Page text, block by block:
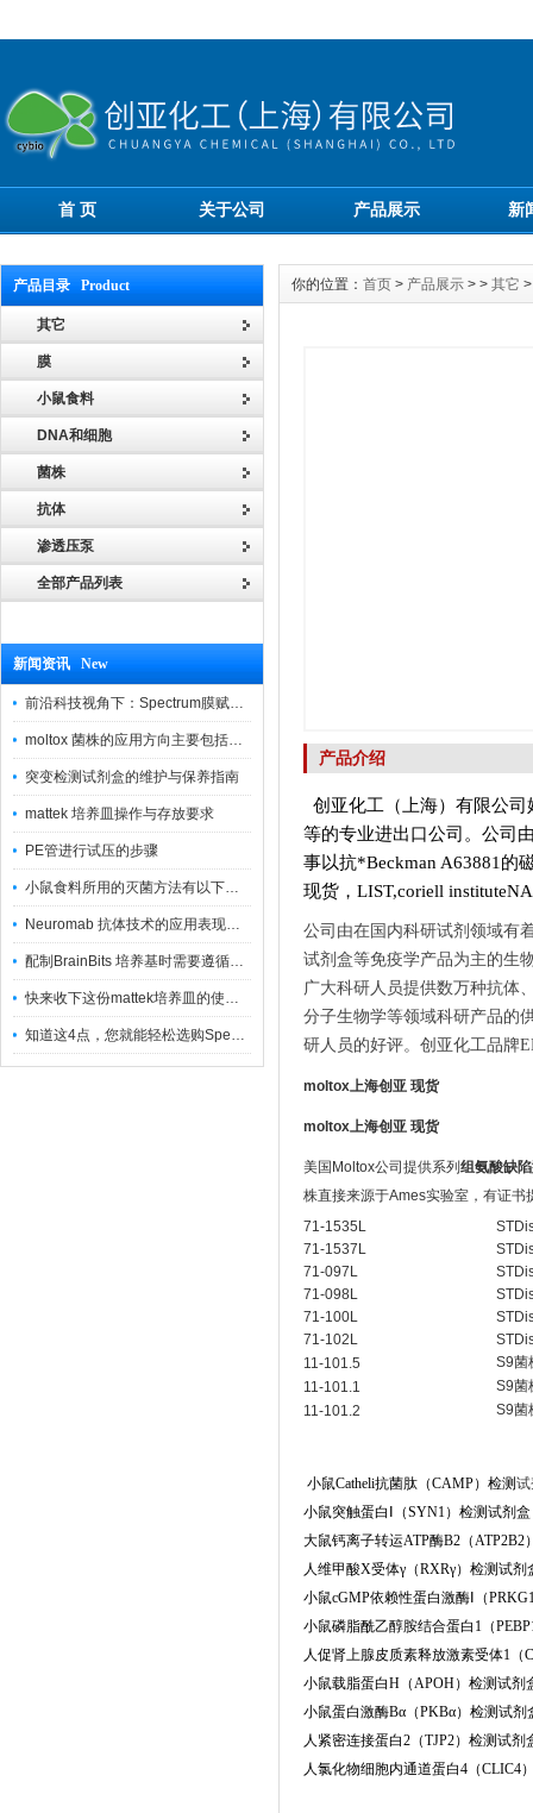
首 页 关于公司 产品展示 新
产品目录 Product
其它
膜
小鼠食料
DNA和细胞
菌株
抗体
渗透压泵
全部产品列表
新闻资讯 New
前沿科技视角下：Spectrum膜赋能精密制造
moltox 菌株的应用方向主要包括以下几个方面
突变检测试剂盒的维护与保养指南
mattek 培养皿操作与存放要求
PE管进行试压的步骤
小鼠食料所用的灭菌方法有以下三种
Neuromab 抗体技术的应用表现在这几方面
配制BrainBits 培养基时需要遵循的原则
快来收下这份mattek培养皿的使用指南
知道这4点，您就能轻松选购Spectrum 膜
你的位置： 首页 > 产品展示 > > 其它
产品介绍
创亚化工（上海）有限公
等的专业进出口公司。 公司
事以抗*Beckman A63881的
现货，LIST,coriell
公司由在国内科研试剂领域有
试剂盒等免疫学产品为主的生
广大科研人员提供数万种抗体
分子生物学等领域科研产品的
研人员的好评。创亚化工品牌
moltox上海创亚 现货
moltox上海创亚 现货
美国Moltox公司提供系列 组氨酸缺
株直接来源于Ames实验室，有证
71-1535L
71-1537L
71-097L
71-098L
71-100L
71-102L
11-101.5
S9菌
11-101.1
S9菌
11-101.2
S9菌
小鼠Catheli抗菌肽（CAMP）检测
小鼠突触蛋白Ⅰ（SYN1）检测试剂
大鼠钙离子转运ATP酶B2（ATP2B2
人维甲酸X受体γ（RXRγ）检测试剂
小鼠cGMP依赖性蛋白激酶Ⅰ（
小鼠磷脂酰乙醇胺结合蛋白1（
人促肾上腺皮质素释放激素受体1（
小鼠载脂蛋白H（APOH）检测试剂
小鼠蛋白激酶Bα（PKBα）检测试剂
人紧密连接蛋白2（TJP2）检测试剂
人氯化物细胞内通道蛋白4（CLIC4